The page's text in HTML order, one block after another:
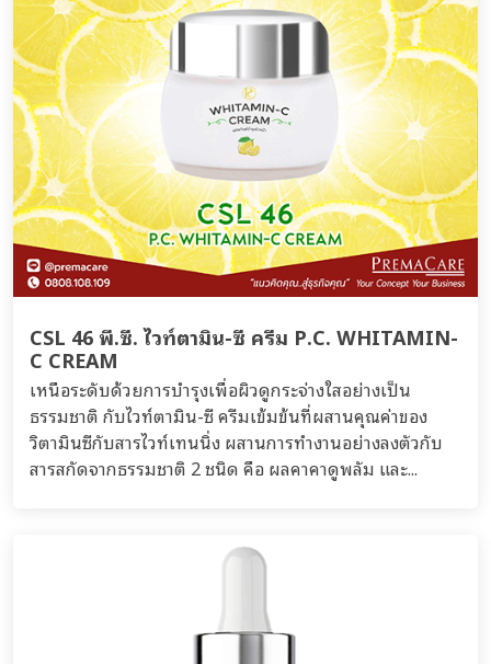
CSL 46 พี.ซี. ไวท์ตามิน-ซี ครีม P.C. WHITAMIN-
C CREAM
เหนือระดับด้วยการบำรุงเพื่อผิวดูกระจ่างใสอย่างเป็น
ธรรมชาติ กับไวท์ตามิน-ซี ครีมเข้มข้นที่ผสานคุณค่าของ
วิตามินซีกับสารไวท์เทนนิ่ง ผสานการทำงานอย่างลงตัวกับ
สารสกัดจากธรรมชาติ 2 ชนิด คือ ผลคาคาดูพลัม และ...